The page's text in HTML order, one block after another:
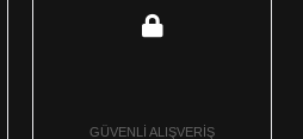
GÜVENLİ ALIŞVERİŞ